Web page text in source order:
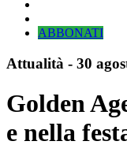
ABBONATI
Attualità - 30
Golden
e nella